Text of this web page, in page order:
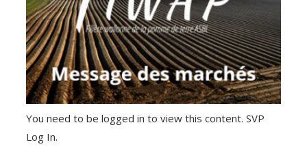
You need to be logged in to view this content. SVP
Log In.